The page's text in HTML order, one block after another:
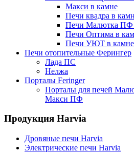
Макси в камне
Печи квадра в
Печи Малютка ПФ
Печи Оптима в
Печи УЮТ в камне
Печи отопительные Ферингер
Лада ПС
Нелжа
Порталы Feringer
Порталы для печей
Макси ПФ
Продукция Harvia
Дровяные печи Harvia
Электрические печи Harvia